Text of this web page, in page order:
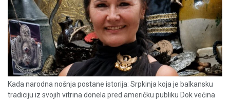
Kada narodna nošnja postane istorija: Srpkinja koja je balkansku
tradiciju iz svojih vitrina donela pred američku publiku Dok većina